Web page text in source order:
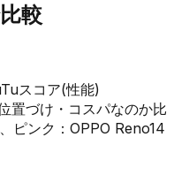
較
スコア(性能)
置づけ・コスパなのか比
ピンク ： OPPO Reno14